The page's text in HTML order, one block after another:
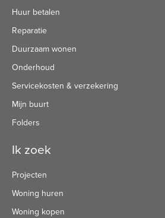
Huur betalen
Reparatie
Duurzaam wonen
Onderhoud
Servicekosten & verzekering
Mijn buurt
Folders
Ik zoek
Projecten
Woning huren
Woning kopen